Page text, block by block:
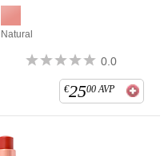
Natural
0.0
€2500 AVP